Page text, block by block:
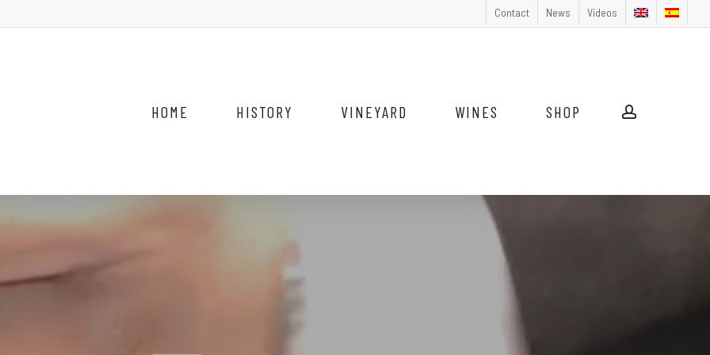
Contact News Vídeos
HOME HISTORY VINEYARD WINES SHOP account